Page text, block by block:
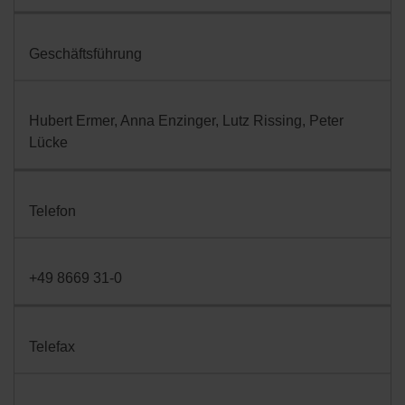
Geschäftsführung
Hubert Ermer, Anna Enzinger, Lutz Rissing, Peter
Lücke
Telefon
+49 8669 31-0
Telefax